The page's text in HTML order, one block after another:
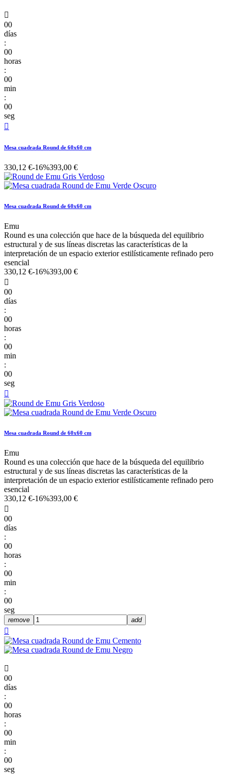

00
días
:
00
horas
:
00
min
:
00
seg

Mesa cuadrada Round de 60x60 cm
330,12 €-16%393,00 €
Mesa cuadrada Round de 60x60 cm
Emu
Round es una colección que hace de la búsqueda del equilibrio
estructural y de sus líneas discretas las características de la
interpretación de un espacio exterior estilísticamente refinado pero
esencial
330,12 €-16%393,00 €

00
días
:
00
horas
:
00
min
:
00
seg

Mesa cuadrada Round de 60x60 cm
Emu
Round es una colección que hace de la búsqueda del equilibrio
estructural y de sus líneas discretas las características de la
interpretación de un espacio exterior estilísticamente refinado pero
esencial
330,12 €-16%393,00 €

00
días
:
00
horas
:
00
min
:
00
seg
remove add


00
días
:
00
horas
:
00
min
:
00
seg